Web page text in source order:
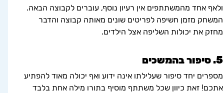
ולאף אחד מהמשתתפים אין רעיון נוסף, עוברים לקבוצה הבאה.
המשחק מזמן חשיפה לפריטים שונים מאותה קבוצה והדבר
מחזק את יכולות השליפה אצל הילדים.
5. סיפור בהמשכים
מספרים יחד סיפור שעלילתו אינה ידוע ואף יכולה מאוד להפתיע
אתכם! זאת כיוון שכל משתתף מוסיף בתורו מילה אחת בלבד